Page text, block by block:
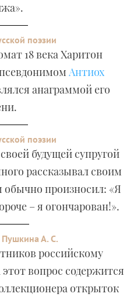
поэзии
18 века Харитон
Антиох
анаграммой его
поэзии
будущей супругой
рассказывал своим
обычно произносил: «Я
– я огончарован!».
А. С.
российскому
этот вопрос содержится
открыток